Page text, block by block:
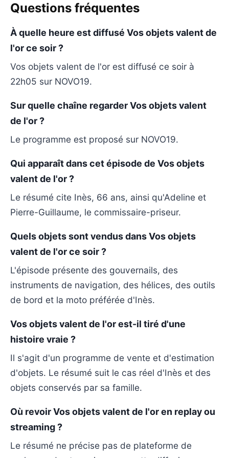
Questions fréquentes
À quelle heure est diffusé Vos objets valent de
l'or ce soir ?
Vos objets valent de l'or est diffusé ce soir à
22h05 sur NOVO19.
Sur quelle chaîne regarder Vos objets valent
de l'or ?
Le programme est proposé sur NOVO19.
Qui apparaît dans cet épisode de Vos objets
valent de l'or ?
Le résumé cite Inès, 66 ans, ainsi qu'Adeline et
Pierre-Guillaume, le commissaire-priseur.
Quels objets sont vendus dans Vos objets
valent de l'or ce soir ?
L'épisode présente des gouvernails, des
instruments de navigation, des hélices, des outils
de bord et la moto préférée d'Inès.
Vos objets valent de l'or est-il tiré d'une
histoire vraie ?
Il s'agit d'un programme de vente et d'estimation
d'objets. Le résumé suit le cas réel d'Inès et des
objets conservés par sa famille.
Où revoir Vos objets valent de l'or en replay ou
streaming ?
Le résumé ne précise pas de plateforme de